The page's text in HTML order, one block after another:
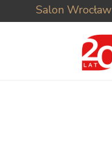
Salon Wrocław